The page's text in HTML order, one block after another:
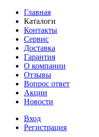
Главная
Каталоги
Контакты
Сервис
Доставка
Гарантия
О компании
Отзывы
Вопрос ответ
Акции
Новости
Вход
Регистрация